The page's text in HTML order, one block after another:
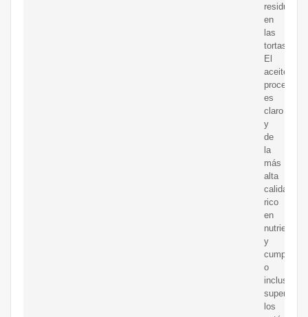
residual
en
las
tortas.
El
aceite
procesado
es
claro
y
de
la
más
alta
calidad,
rico
en
nutrientes
y
cumple
o
incluso
supera
los